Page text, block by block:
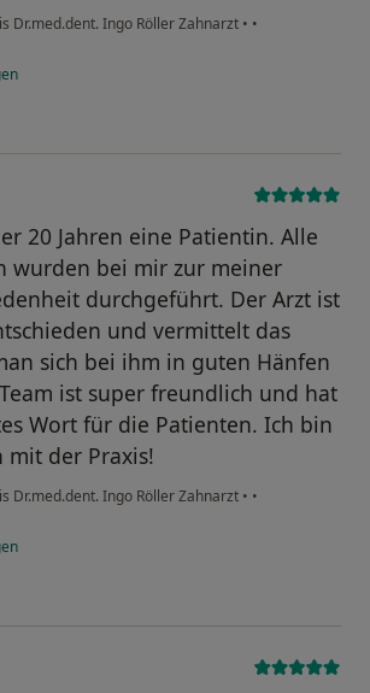
Dr.med.dent. Ingo Röller Zahnarzt • •
20 Jahren eine Patientin. Alle
wurden bei mir zur meiner
durchgeführt. Der Arzt ist
und vermittelt das
sich bei ihm in guten Hänfen
ist super freundlich und hat
Wort für die Patienten. Ich bin
mit der Praxis!
Dr.med.dent. Ingo Röller Zahnarzt • •